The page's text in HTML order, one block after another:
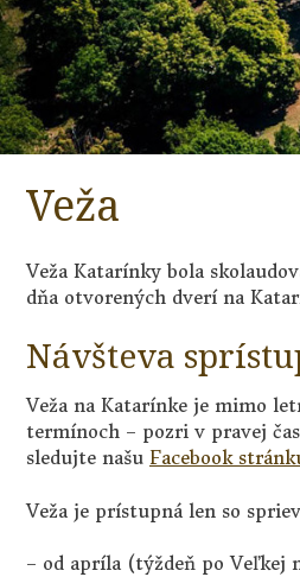
Veža
Veža Katarínky bola
dňa otvorených dverí na
Návšteva
Veža na Katarínke je mimo
termínoch – pozri v pravej
sledujte našu Facebook
Veža je prístupná len so
– od apríla (týždeň po Veľkej